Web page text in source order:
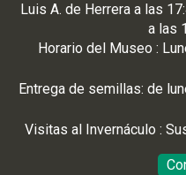
Luis A. de Herrera a las
a las
Horario del Museo :
Entrega de semillas: de
Visitas al Invernáculo :